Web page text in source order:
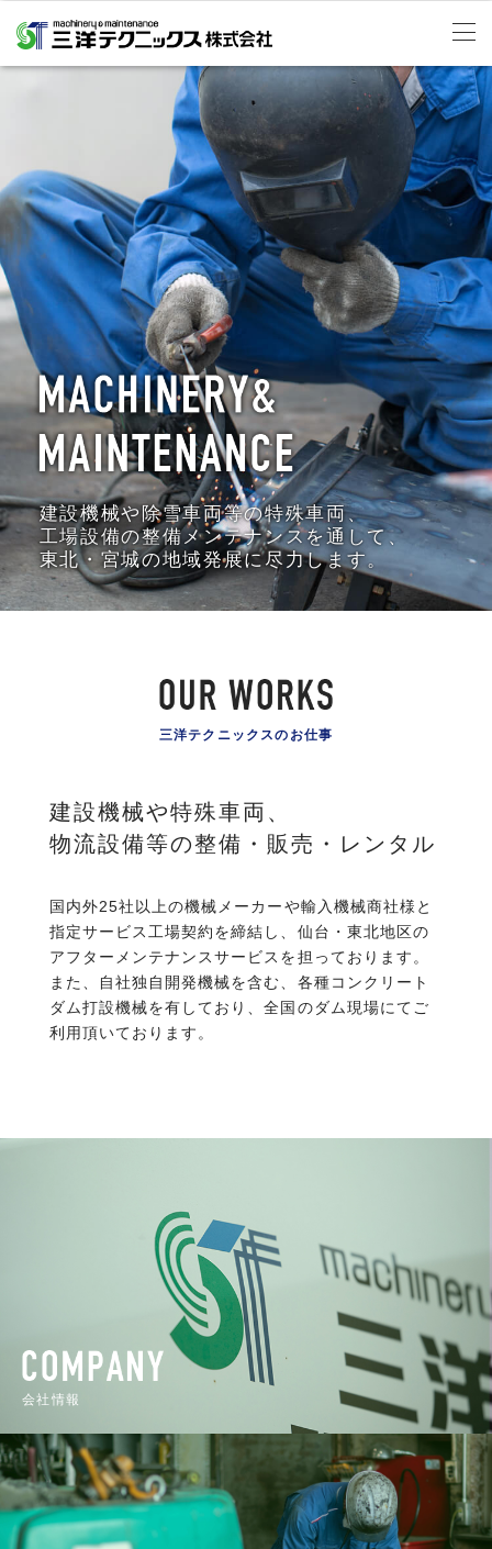
建設機械や除雪車両等の特殊車両、
工場設備の整備メンテナンスを通して、
東北・宮城の地域発展に尽力します。
三洋テクニックスのお仕事
建設機械や特殊車両、
物流設備等の整備・販売・レンタル
国内外25社以上の機械メーカーや輸入機械商社様と
指定サービス工場契約を締結し、仙台・東北地区の
アフターメンテナンスサービスを担っております。
また、自社独自開発機械を含む、各種コンクリート
ダム打設機械を有しており、全国のダム現場にてご
利用頂いております。
会社情報